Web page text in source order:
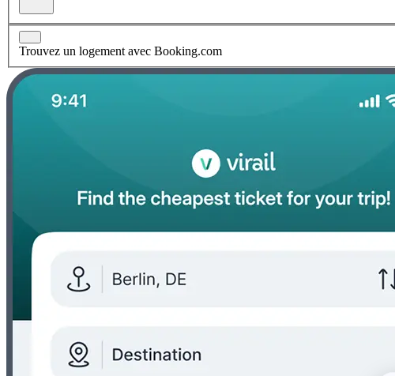
Trouvez un logement avec Booking.com